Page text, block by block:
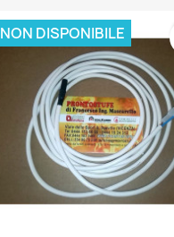
NON DISPONIBILE